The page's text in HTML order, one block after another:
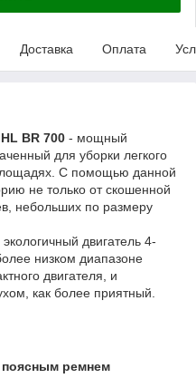
Доставка Оплата
BR 700 - мощный
для уборки легкого
С помощью данной
не только от скошенной
небольших по размеру
двигатель 4-
низком диапазоне
двигателя, и
как более приятный.
поясным ремнем